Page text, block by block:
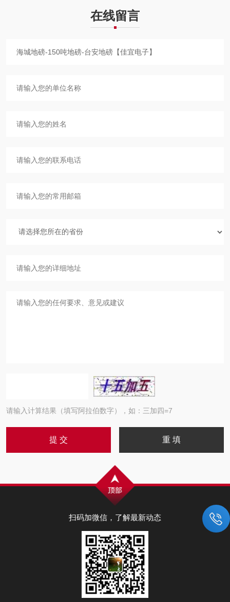
在线留言
请输入计算结果（填写阿拉伯数字），如：三加四=7
扫码加微信，了解最新动态